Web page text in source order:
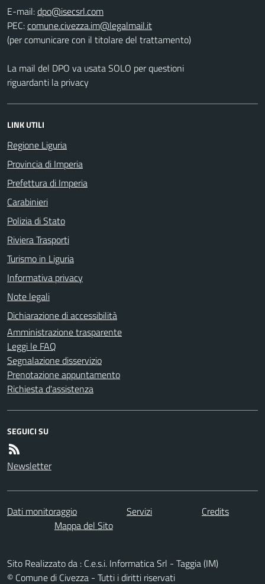
E-mail:
PEC:
(per comunicare con il titolare del trattamento)
La mail del DPO va usata SOLO per questioni
riguardanti la privacy
LINK UTILI
Regione Liguria
Provincia di Imperia
Prefettura di Imperia
Carabinieri
Polizia di Stato
Riviera Trasporti
Turismo in Liguria
Informativa privacy
Note legali
Dichiarazione di accessibilità
Amministrazione trasparente
Leggi le FAQ
Segnalazione disservizio
Prenotazione appuntamento
Richiesta d'assistenza
SEGUICI SU
Newsletter
Dati monitoraggio Servizi
Credits
Mappa del Sito
Sito Realizzato da : C.e.s.i. Informatica Srl - Taggia (IM)
© Comune di Civezza - Tutti i diritti riservati